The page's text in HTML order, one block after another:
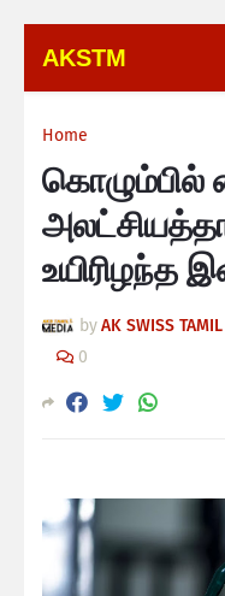
AKSTM
Home
கொழும்பில்
உயிரிழந்த
byAK SWISS
0